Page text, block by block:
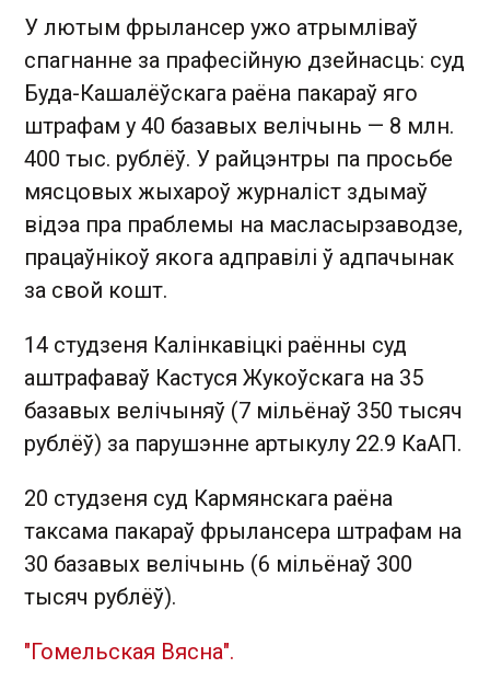
У лютым фрылансер ужо атрымліваў
спагнанне за прафесійную дзейнасць: суд
Буда-Кашалёўскага раёна пакараў яго
штрафам у 40 базавых велічынь — 8 млн.
400 тыс. рублёў. У райцэнтры па просьбе
мясцовых жыхароў журналіст здымаў
відэа пра праблемы на масласырзаводзе,
працаўнікоў якога адправілі ў адпачынак
за свой кошт.
14 студзеня Калінкавіцкі раённы суд
аштрафаваў Кастуся Жукоўскага на 35
базавых велічыняў (7 мільёнаў 350 тысяч
рублёў) за парушэнне артыкулу 22.9 КаАП.
20 студзеня суд Кармянскага раёна
таксама пакараў фрылансера штрафам на
30 базавых велічынь (6 мільёнаў 300
тысяч рублёў).
"Гомельская Вясна".